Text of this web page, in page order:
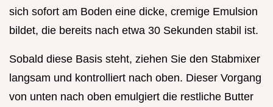
sich sofort am Boden eine dicke, cremige Emulsion
bildet, die bereits nach etwa 30 Sekunden stabil ist.
Sobald diese Basis steht, ziehen Sie den Stabmixer
langsam und kontrolliert nach oben. Dieser Vorgang
von unten nach oben emulgiert die restliche Butter